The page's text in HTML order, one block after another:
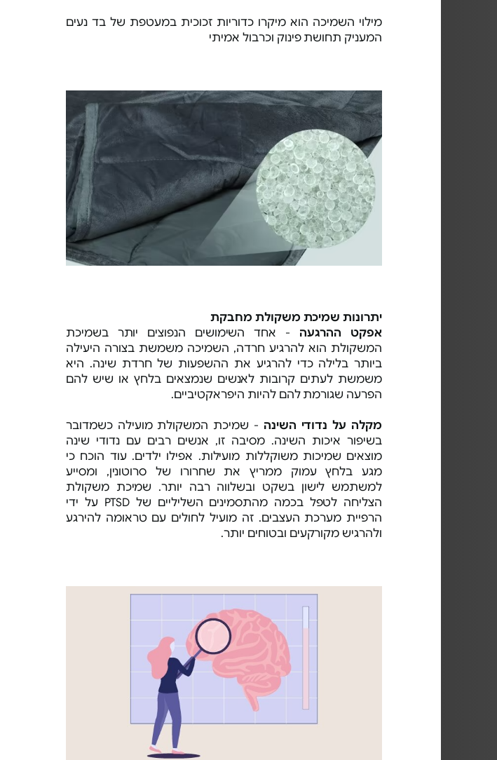
מילוי השמיכה הוא מיקרו כדוריות זכוכית במעטפת של בד נעים
המעניק תחושת פינוק וכרבול אמיתי
יתרונות שמיכת משקולת מחבקת
אפקט ההרגעה - אחד השימושים הנפוצים יותר בשמיכת
המשקולת הוא להרגיע חרדה, השמיכה משמשת בצורה היעילה
ביותר בלילה כדי להרגיע את ההשפעות של חרדת שינה. היא
משמשת לעתים קרובות לאנשים שנמצאים בלחץ או שיש להם
הפרעה שגורמת להם להיות היפראקטיביים.
מקלה על נדודי השינה - שמיכת המשקולת מועילה כשמדובר
בשיפור איכות השינה. מסיבה זו, אנשים רבים עם נדודי שינה
מוצאים שמיכות משוקללות מועילות. אפילו ילדים. עוד הוכח כי
מגע בלחץ עמוק ממריץ את שחרורו של סרוטונין, ומסייע
למשתמש לישון בשקט ובשלווה רבה יותר. שמיכת משקולת
הצליחה לטפל בכמה מהתסמינים השליליים של PTSD על ידי
הרפיית מערכת העצבים. זה מועיל לחולים עם טראומה להירגע
ולהרגיש מקורקעים ובטוחים יותר.